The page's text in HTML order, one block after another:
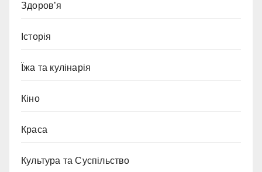
Здоров’я
Історія
Їжа та кулінарія
Кіно
Краса
Культура та Суспільство